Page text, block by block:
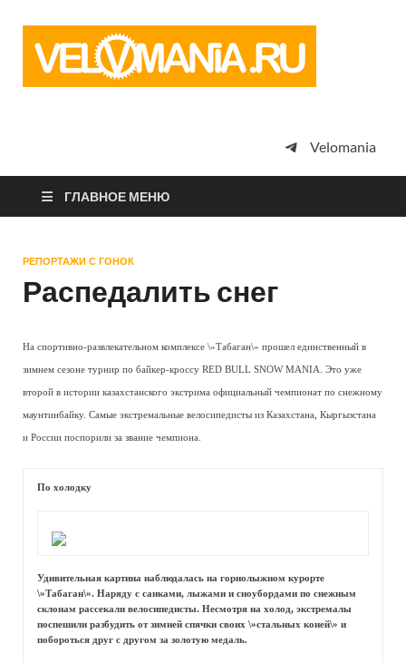
просто
Velomania
ГЛАВНОЕ МЕНЮ
РЕПОРТАЖИ С ГОНОК
Распедалить снег
На спортивно-развлекательном комплексе \»Табаган\» прошел единственный в
зимнем сезоне турнир по байкер-кроссу RED BULL SNOW MANIA. Это уже
второй в истории казахстанского экстрима официальный чемпионат по снежному
маунтинбайку. Самые экстремальные велосипедисты из Казахстана, Кыргызстана
и России поспорили за звание чемпиона.
По холодку
Удивительная картина наблюдалась на горнолыжном курорте
\»Табаган\». Наряду с санками, лыжами и сноубордами по снежным
склонам рассекали велосипедисты. Несмотря на холод, экстремалы
поспешили разбудить от зимней спячки своих \»стальных коней\» и
побороться друг с другом за золотую медаль.